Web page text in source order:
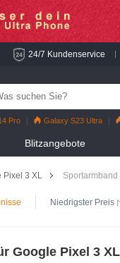
24/7 Kundenservice
Pro Galaxy S23 Ultra
Mi 11
Blitzangebote
Pixel 3 XL
Niedrigster Preis
Google Pixel 3 XL